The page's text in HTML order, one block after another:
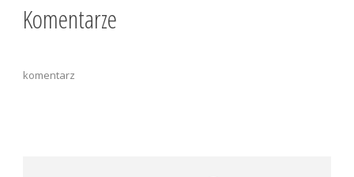
Komentarze
komentarz